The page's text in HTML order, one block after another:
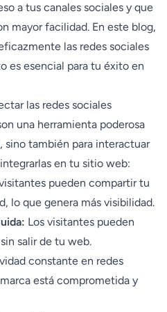
a tus canales sociales y que
mayor facilidad. En este blog,
las redes sociales
es esencial para tu éxito en
las redes sociales
una herramienta poderosa
sino también para interactuar
en tu sitio web:
pueden compartir tu
lo que genera más visibilidad.
Los visitantes pueden
salir de tu web.
constante en redes
está comprometida y